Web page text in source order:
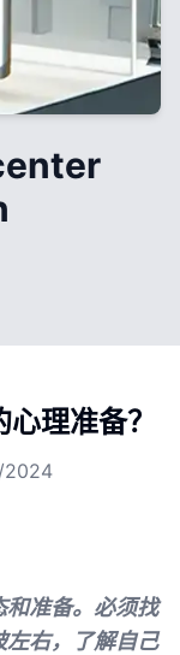
理准备？
准备。必须找
右，了解自己